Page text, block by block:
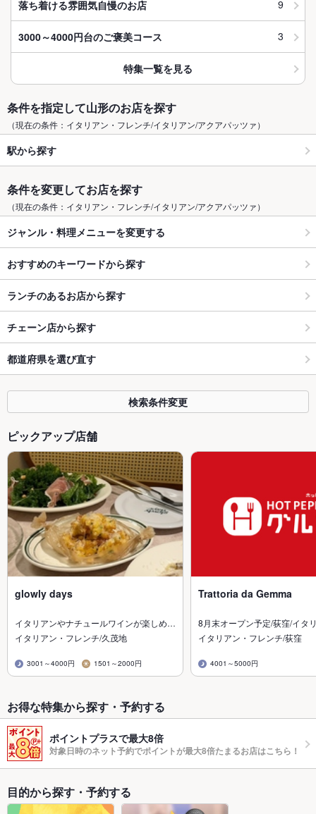
落ち着ける雰囲気自慢のお店 9
3000～4000円台のご褒美コース 3
特集一覧を見る
条件を指定して山形のお店を探す
（現在の条件：イタリアン・フレンチ/イタリアン/アクアパッツァ）
駅から探す
条件を変更してお店を探す
（現在の条件：イタリアン・フレンチ/イタリアン/アクアパッツァ）
ジャンル・料理メニューを変更する
おすすめのキーワードから探す
ランチのあるお店から探す
チェーン店から探す
都道府県を選び直す
検索条件変更
ピックアップ店舗
glowly days
イタリアンやナチュールワインが楽しめ…
イタリアン・フレンチ/久茂地
3001～4000円 1501～2000円
Trattoria da Gemma
8月末オープン予定/荻窪/イタ
イタリアン・フレンチ/荻窪
4001～5000円
お得な特集から探す・予約する
ポイントプラスで最大8倍
対象日時のネット予約でポイントが最大8倍たまるお店はこちら！
目的から探す・予約する